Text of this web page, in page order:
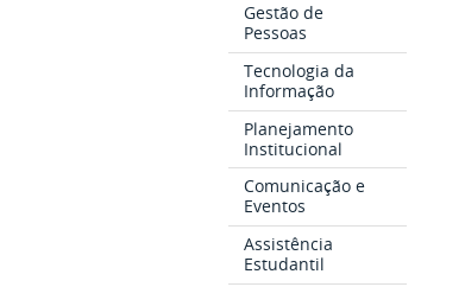
Gestão de
Pessoas
Tecnologia da
Informação
Planejamento
Institucional
Comunicação e
Eventos
Assistência
Estudantil